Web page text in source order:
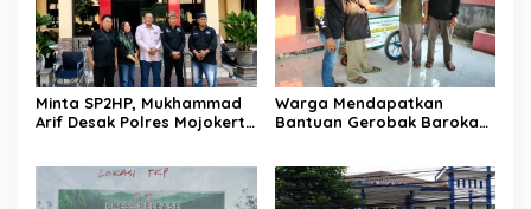
Minta SP2HP, Mukhammad
Arif Desak Polres Mojokerto
Baik Bondet
Warga Mendapatkan
Bantuan Gerobak Barokah